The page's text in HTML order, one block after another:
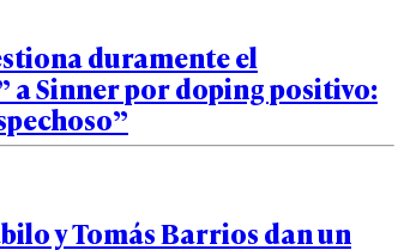
duramente el
a Sinner por doping positivo:
y Tomás Barrios dan un